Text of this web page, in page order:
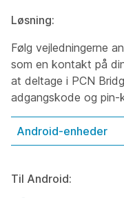
Løsning:
Følg vejledningerne
som en kontakt på
at deltage i PCN
adgangskode og pin-
Android-enheder
Til Android: